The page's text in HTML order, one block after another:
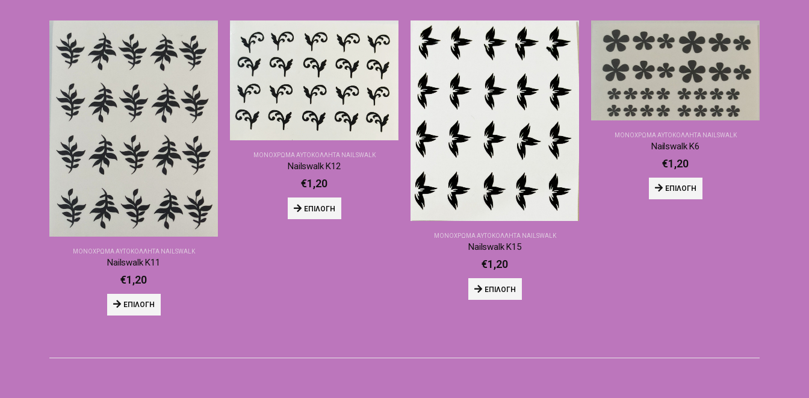
ΜΟΝΌΧΡΩΜΑ ΑΥΤΟΚΌΛΛΗΤΑ NAILSWALK
Nailswalk Κ11
€1,20
ΕΠΙΛΟΓΉ
ΜΟΝΌΧΡΩΜΑ ΑΥΤΟΚΌΛΛΗΤΑ NAILSWALK
Nailswalk Κ12
€1,20
ΕΠΙΛΟΓΉ
ΜΟΝΌΧΡΩΜΑ ΑΥΤΟΚΌΛΛΗΤΑ NAILSWALK
Nailswalk Κ15
€1,20
ΕΠΙΛΟΓΉ
ΜΟΝΌΧΡΩΜΑ ΑΥΤΟΚΌΛΛΗΤΑ NAILSWALK
Nailswalk Κ6
€1,20
ΕΠΙΛΟΓΉ